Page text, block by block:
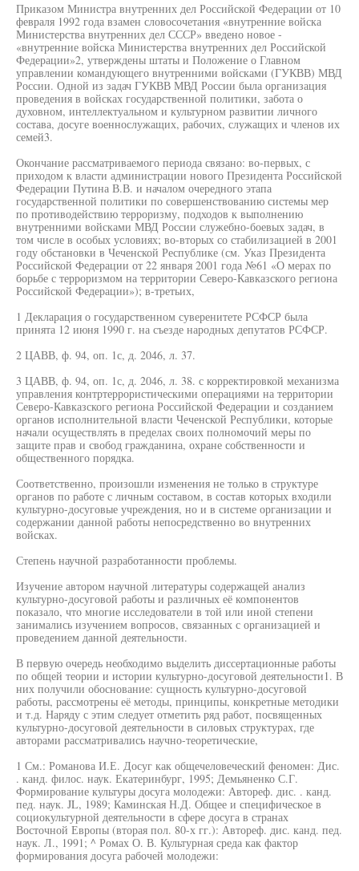
Приказом Министра внутренних дел Российской Федерации от 10
февраля 1992 года взамен словосочетания «внутренние войска
Министерства внутренних дел СССР» введено новое -
«внутренние войска Министерства внутренних дел Российской
Федерации»2, утверждены штаты и Положение о Главном
управлении командующего внутренними войсками (ГУКВВ) МВД
России. Одной из задач ГУКВВ МВД России была организация
проведения в войсках государственной политики, забота о
духовном, интеллектуальном и культурном развитии личного
состава, досуге военнослужащих, рабочих, служащих и членов их
семей3.
Окончание рассматриваемого периода связано: во-первых, с
приходом к власти администрации нового Президента Российской
Федерации Путина В.В. и началом очередного этапа
государственной политики по совершенствованию системы мер
по противодействию терроризму, подходов к выполнению
внутренними войсками МВД России служебно-боевых задач, в
том числе в особых условиях; во-вторых со стабилизацией в 2001
году обстановки в Чеченской Республике (см. Указ Президента
Российской Федерации от 22 января 2001 года №61 «О мерах по
борьбе с терроризмом на территории Северо-Кавказского региона
Российской Федерации»); в-третьих,
1 Декларация о государственном суверенитете РСФСР была
принята 12 июня 1990 г. на съезде народных депутатов РСФСР.
2 ЦАВВ, ф. 94, оп. 1с, д. 2046, л. 37.
3 ЦАВВ, ф. 94, оп. 1с, д. 2046, л. 38. с корректировкой механизма
управления контртеррористическими операциями на территории
Северо-Кавказского региона Российской Федерации и созданием
органов исполнительной власти Чеченской Республики, которые
начали осуществлять в пределах своих полномочий меры по
защите прав и свобод гражданина, охране собственности и
общественного порядка.
Соответственно, произошли изменения не только в структуре
органов по работе с личным составом, в состав которых входили
культурно-досуговые учреждения, но и в системе организации и
содержании данной работы непосредственно во внутренних
войсках.
Степень научной разработанности проблемы.
Изучение автором научной литературы содержащей анализ
культурно-досуговой работы и различных её компонентов
показало, что многие исследователи в той или иной степени
занимались изучением вопросов, связанных с организацией и
проведением данной деятельности.
В первую очередь необходимо выделить диссертационные работы
по общей теории и истории культурно-досуговой деятельности1. В
них получили обоснование: сущность культурно-досуговой
работы, рассмотрены её методы, принципы, конкретные методики
и т.д. Наряду с этим следует отметить ряд работ, посвященных
культурно-досуговой деятельности в силовых структурах, где
авторами рассматривались научно-теоретические,
1 См.: Романова И.Е. Досуг как общечеловеческий феномен: Дис.
. канд. филос. наук. Екатеринбург, 1995; Демьяненко С.Г.
Формирование культуры досуга молодежи: Автореф. дис. . канд.
пед. наук. JL, 1989; Каминская Н.Д. Общее и специфическое в
социокультурной деятельности в сфере досуга в странах
Восточной Европы (вторая пол. 80-х гг.): Автореф. дис. канд. пед.
наук. Л., 1991; ^ Ромах О. В. Культурная среда как фактор
формирования досуга рабочей молодежи: